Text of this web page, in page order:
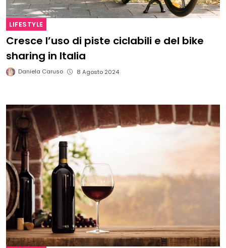
LIFESTYLE
Cresce l’uso di piste ciclabili e del bike
sharing in Italia
Daniela Caruso 8 Agosto 2024